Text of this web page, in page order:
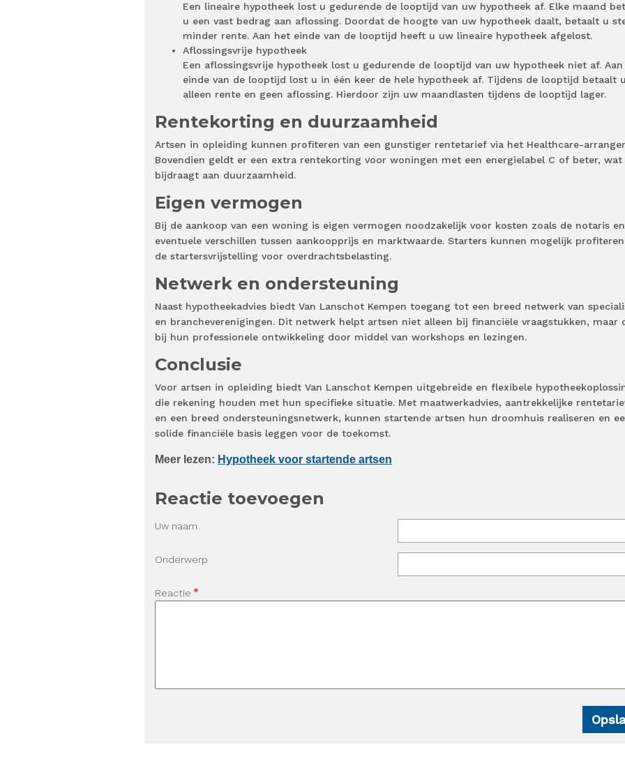
Een lineaire hypotheek lost u gedurende de looptijd van uw hypotheek af. Elke maand
u een vast bedrag aan aflossing. Doordat de hoogte van uw hypotheek daalt, betaalt u
minder rente. Aan het einde van de looptijd heeft u uw lineaire hypotheek afgelost.
Aflossingsvrije hypotheek
Een aflossingsvrije hypotheek lost u gedurende de looptijd van uw hypotheek niet af.
einde van de looptijd lost u in één keer de hele hypotheek af. Tijdens de looptijd betaalt u
alleen rente en geen aflossing. Hierdoor zijn uw maandlasten tijdens de looptijd lager.
Rentekorting en duurzaamheid
Artsen in opleiding kunnen profiteren van een gunstiger rentetarief via het Healthcare-
Bovendien geldt er een extra rentekorting voor woningen met een energielabel C of beter, wat
bijdraagt aan duurzaamheid.
Eigen vermogen
Bij de aankoop van een woning is eigen vermogen noodzakelijk voor kosten zoals de notaris en
eventuele verschillen tussen aankoopprijs en marktwaarde. Starters kunnen mogelijk profiteren
de startersvrijstelling voor overdrachtsbelasting.
Netwerk en ondersteuning
Naast hypotheekadvies biedt Van Lanschot Kempen toegang tot een breed netwerk van
en brancheverenigingen. Dit netwerk helpt artsen niet alleen bij financiële vraagstukken, maar
bij hun professionele ontwikkeling door middel van workshops en lezingen.
Conclusie
Voor artsen in opleiding biedt Van Lanschot Kempen uitgebreide en flexibele
die rekening houden met hun specifieke situatie. Met maatwerkadvies, aantrekkelijke
en een breed ondersteuningsnetwerk, kunnen startende artsen hun droomhuis realiseren en
solide financiële basis leggen voor de toekomst.
Meer lezen: Hypotheek voor startende artsen
Reactie toevoegen
Uw naam
Onderwerp
Reactie